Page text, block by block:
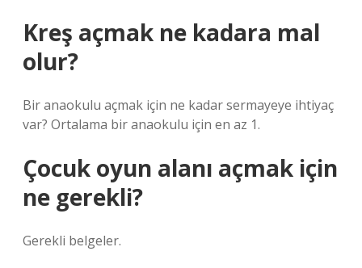
Kreş açmak ne kadara mal
olur?
Bir anaokulu açmak için ne kadar sermayeye ihtiyaç
var? Ortalama bir anaokulu için en az 1.
Çocuk oyun alanı açmak için
ne gerekli?
Gerekli belgeler.